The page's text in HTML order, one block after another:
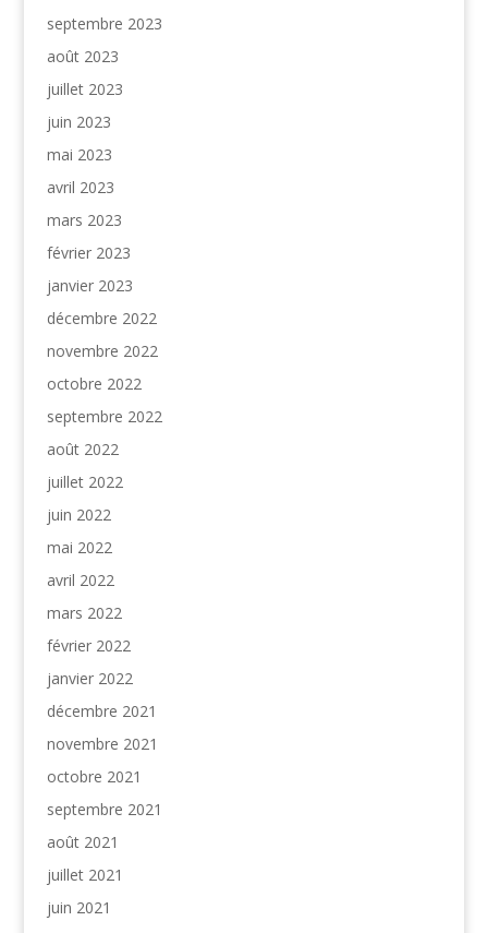
septembre 2023
août 2023
juillet 2023
juin 2023
mai 2023
avril 2023
mars 2023
février 2023
janvier 2023
décembre 2022
novembre 2022
octobre 2022
septembre 2022
août 2022
juillet 2022
juin 2022
mai 2022
avril 2022
mars 2022
février 2022
janvier 2022
décembre 2021
novembre 2021
octobre 2021
septembre 2021
août 2021
juillet 2021
juin 2021